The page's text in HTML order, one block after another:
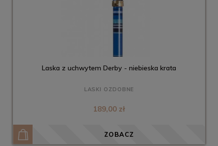
Laska z uchwytem Derby - niebieska krata
LASKI OZDOBNE
189,00 zł
ZOBACZ